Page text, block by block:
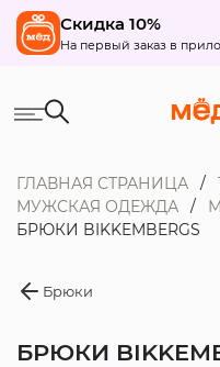
Скидка 10%
На первый заказ в
ГЛАВНАЯ СТРАНИЦА
МУЖСКАЯ ОДЕЖДА
БРЮКИ BIKKEMBERGS
Брюки
БРЮКИ